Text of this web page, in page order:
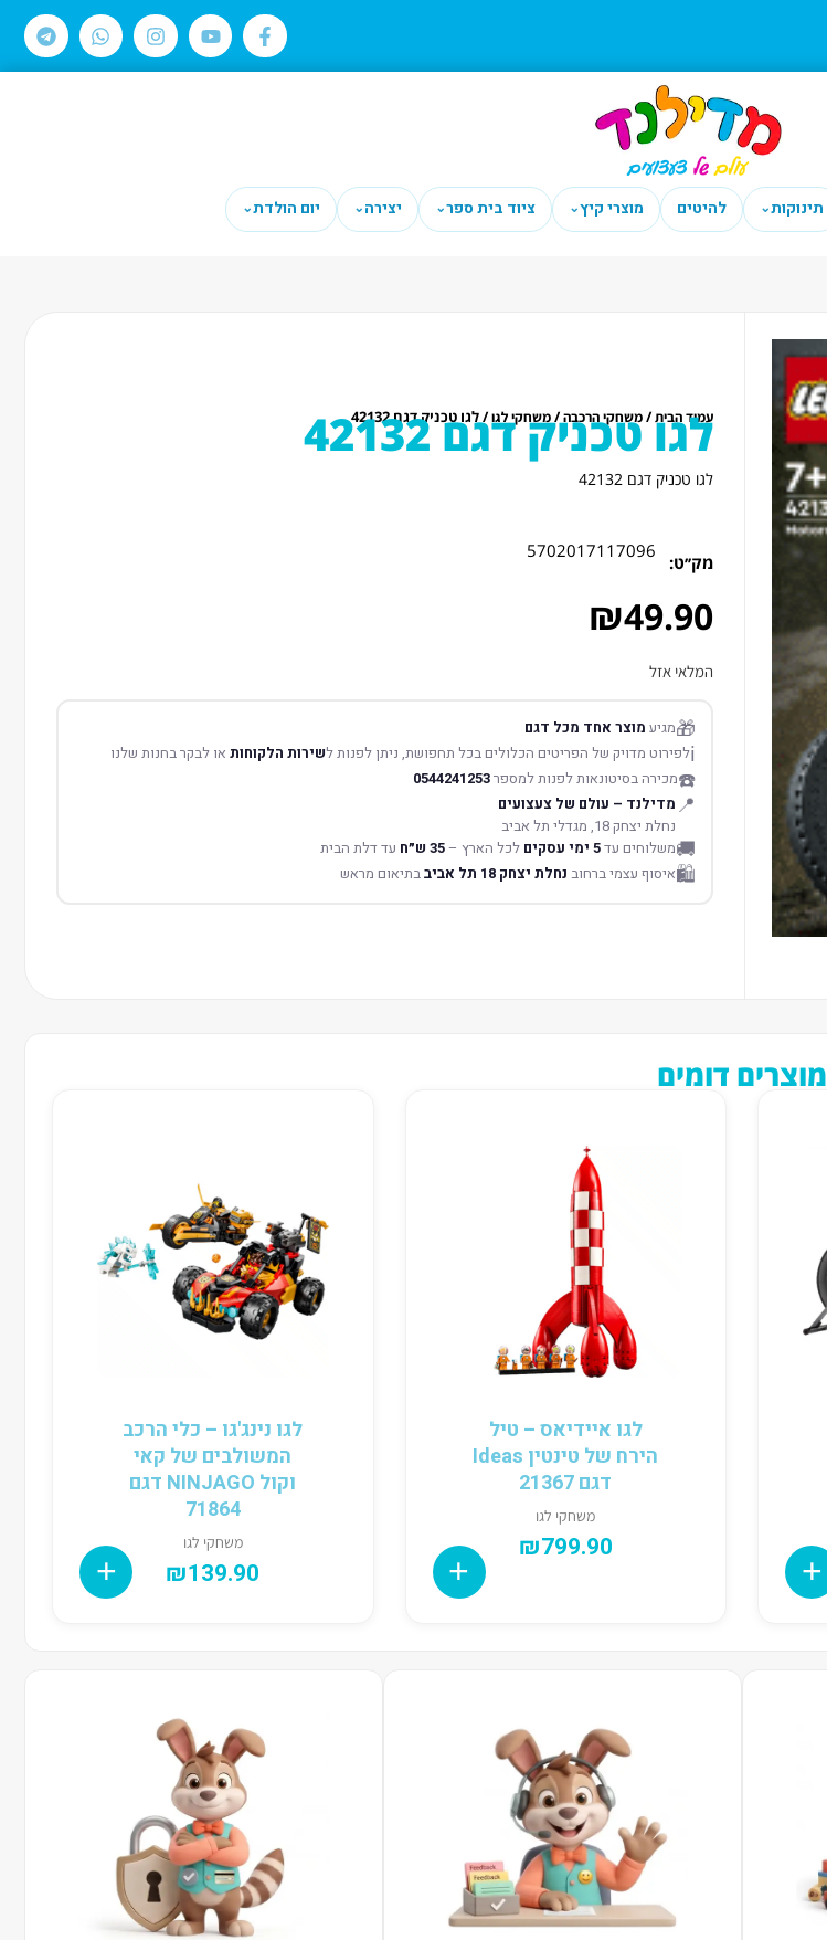
תינוקות⌄ להיטים מוצרי קיץ⌄ ציוד בית ספר⌄ יצירה⌄ יום הולדת⌄
עמוד הבית/משחקי הרכבה/משחקי לגו/ לגו טכניק דגם 42132
לגו טכניק דגם 42132
לגו טכניק דגם 42132
מק׳׳ט:
5702017117096
₪49.90
המלאי אזל
🎁מגיע מוצר אחד מכל דגם
ℹ️לפירוט מדויק של הפריטים הכלולים בכל תחפושת, ניתן לפנות לשירות הלקוחותאו לבקר בחנות שלנו
☎️מכירה בסיטונאות לפנות למספר0544241253
📍 מדילנד – עולם של צעצועים
נחלת יצחק 18, מגדלי תל אביב
🚚משלוחים עד5 ימי עסקים לכל הארץ –35 ש״ח עד דלת הבית
🛍️איסוף עצמי ברחוב נחלת יצחק 18 תל אביב בתיאום מראש
מוצרים דומים
לגו איידיאס – טיל
הירח של טינטין Ideas
דגם 21367
משחקי לגו
₪799.90
לגו נינג'גו – כלי הרכב
המשולבים של קאי
וקול NINJAGO דגם
71864
משחקי לגו
₪139.90